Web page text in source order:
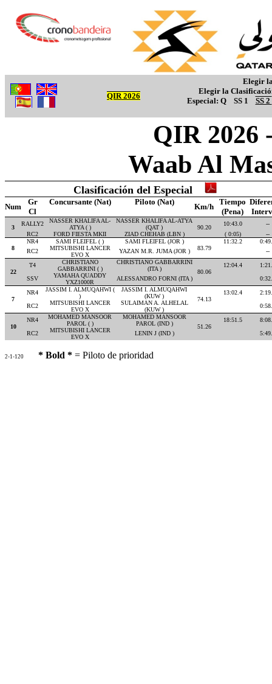
QIR 2026
Elegir
Elegir la
Especial: Q SS 1 SS 2
QIR 2026
Waab Al
Clasificación del Especial
Num
Gr Concursante (Nat) Piloto (Nat)
Km/h
Tiempo
Cl
(Pena)
3
RALLY2
NASSER KHALIFA AL-
ATYA ( )
NASSER KHALIFA AL-ATYA
(QAT )
90.20
10:43.0
--
RC2
FORD FIESTA MKII ZIAD CHEHAB (LBN ) ( 0:05) --
8
NR4 SAMI FLEIFEL ( )
SAMI FLEIFEL (JOR )
83.79
11:32.2
RC2
MITSUBISHI LANCER
EVO X
YAZAN M.R. JUMA (JOR ) --
22
T4
CHRISTIANO
GABBARRINI ( )
CHRISTIANO GABBARRINI
(ITA )
80.06
12:04.4
SSV
YAMAHA QUADDY
YXZ1000R
ALESSANDRO FORNI (ITA )
7
NR4
JASSIM I. ALMUQAHWI (
)
JASSIM I. ALMUQAHWI
(KUW )
74.13
13:02.4
RC2
MITSUBISHI LANCER
EVO X
SULAIMAN A. ALHELAL
(KUW )
10
NR4
MOHAMED MANSOOR
PAROL ( )
MOHAMED MANSOOR
PAROL (IND )
51.26
18:51.5
RC2
MITSUBISHI LANCER
EVO X
LENIN J (IND )
2-1-120 * Bold * = Piloto de prioridad